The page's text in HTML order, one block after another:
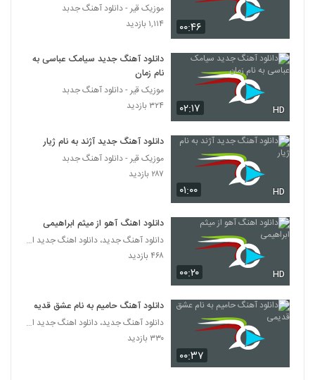
دانلود آهنگ دریا از معین رمضان به همراه متن
ترانه
۳۶۵ بازدید
محمود زمانی آهنگ معجزه
5102
دانلود آهنگ جدید و زیبای حسین سرلک با نام
کاشکی بودی
دانلود آهنگ جدید و زیبای علی غفاری با نام
عاشقانه
۲۷۸ بازدید
دانلود آهنگ ای کاش از سعید ترابی
5105
۳۱۷ بازدید
5106
دانلود آهنگ جدید و زیبای محمد بهرامی با نام
مثل نفس
۰۰:۴۶
موزیک قیر - دانلود آهنگ جدبد
۱,۱۱۴ بازدید
۰۲:۱۷ HD
دانلود آهنگ جدید سیامک عباسی به
نام زمان
موزیک قیر - دانلود آهنگ جدبد
۳۲۴ بازدید
۰۱:۰۰ HD
دانلود آهنگ جدید آژند به نام ژیار
موزیک قیر - دانلود آهنگ جدبد
۲۸۷ بازدید
۰۰:۲۰ HD
دانلود اهنگ آهو از میثم ابراهیمی
دانلود آهنگ جدید، دانلود اهنگ جدید ایرانی
۴۶۸ بازدید
۰۰:۳۷
دانلود آهنگ حامیم به نام عشق قدیمی
دانلود آهنگ جدید، دانلود اهنگ جدید ایرانی
۳۳۰ بازدید